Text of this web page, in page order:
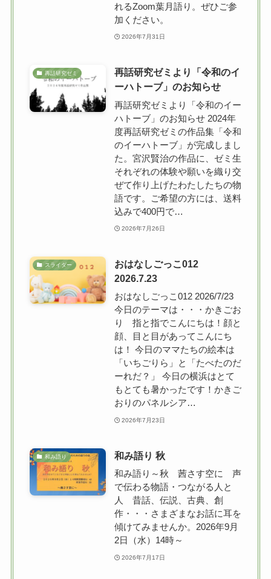
れるZoom葉月語り。ぜひご参
加ください。
2026年7月31日
再話研究ゼミ
再話研究ゼミより「令和のイ
ーハトーブ」のお知らせ
再話研究ゼミより「令和のイー
ハトーブ」のお知らせ 2024年
度再話研究ゼミの作品集「令和
のイーハトーブ」が完成しまし
た。宮沢賢治の作品に、ゼミ生
それぞれの体験や願いを織り交
ぜて作り上げたわたしたちの物
語です。ご希望の方には、送料
込みで400円で…
2026年7月26日
スライダー
おはなしごっこ012
2026.7.23
おはなしごっこ012 2026/7/23
今日のテーマは・・・かきごお
り 指と指でこんにちは！顔と
顔、目と目があってこんにち
は！ 今日のママたちの絵本は
「いちごりら」と「たべたのだ
ーれだ？」 今日の横浜はとて
もとても暑かったです！かきご
おりのパネルシア…
2026年7月23日
和み語り 和み語り 秋
和み語り～秋 茜さす空に 声
で伝わる物語・つながる人と
人 昔話、伝説、古典、創
作・・・さまざまなお話に耳を
傾けてみませんか。2026年9月
2日（水）14時～
2026年7月17日